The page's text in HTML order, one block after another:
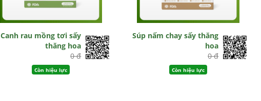
Canh rau mồng tơi sấy
thăng hoa
0 đ
Còn hiệu lực
Súp nấm chay sấy thăng
hoa
0 đ
Còn hiệu lực